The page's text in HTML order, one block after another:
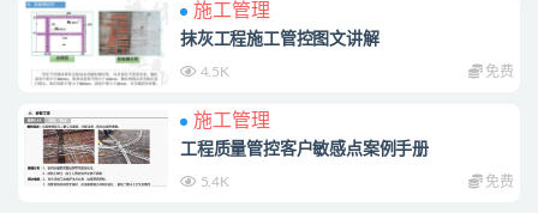
施工管理
抹灰工程施工管控图文讲解
4.5K 免费
施工管理
工程质量管控客户敏感点案例手册
5.4K 免费